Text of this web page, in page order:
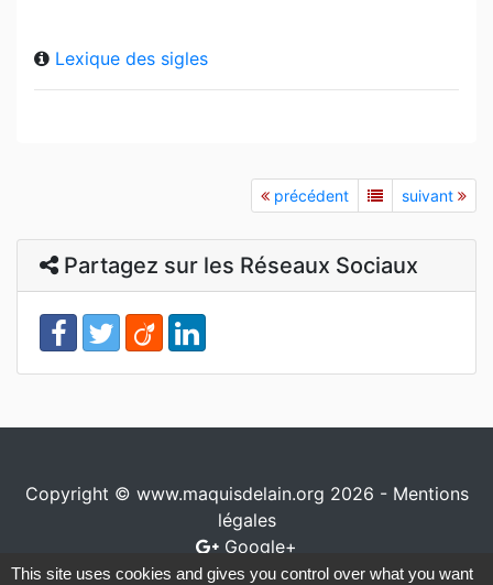
Lexique des sigles
précédent suivant
Partagez sur les Réseaux Sociaux
Copyright © www.maquisdelain.org 2026 - Mentions
légales
Google+
Conception / réalisationwww.io-network.com
This site uses cookies and gives you control over what you want